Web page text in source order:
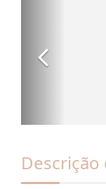
Descrição